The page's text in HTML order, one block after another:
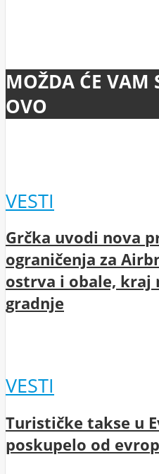
MOŽDA ĆE VAM
OVO
VESTI
Grčka uvodi nova
ograničenja za
ostrva i obale, kraj
gradnje
VESTI
Turističke takse u
poskupelo od